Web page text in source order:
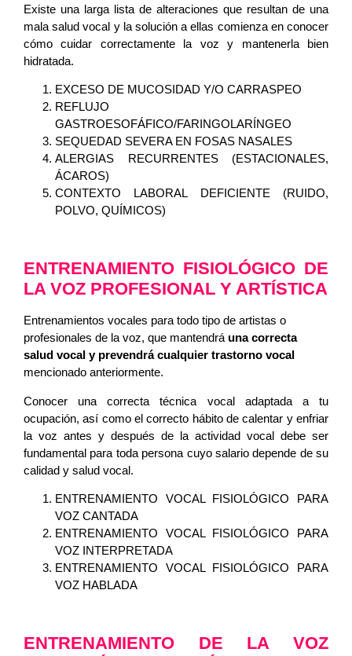
Existe una larga lista de alteraciones que resultan de una
mala salud vocal y la solución a ellas comienza en conocer
cómo cuidar correctamente la voz y mantenerla bien
hidratada.
EXCESO DE MUCOSIDAD Y/O CARRASPEO
REFLUJO
GASTROESOFÁFICO/FARINGOLARÍNGEO
SEQUEDAD SEVERA EN FOSAS NASALES
ALERGIAS RECURRENTES (ESTACIONALES,
ÁCAROS)
CONTEXTO LABORAL DEFICIENTE (RUIDO,
POLVO, QUÍMICOS)
ENTRENAMIENTO FISIOLÓGICO DE
LA VOZ PROFESIONAL Y ARTÍSTICA
Entrenamientos vocales para todo tipo de artistas o
profesionales de la voz, que mantendrá una correcta
salud vocal y prevendrá cualquier trastorno vocal
mencionado anteriormente.
Conocer una correcta técnica vocal adaptada a tu
ocupación, así como el correcto hábito de calentar y enfriar
la voz antes y después de la actividad vocal debe ser
fundamental para toda persona cuyo salario depende de su
calidad y salud vocal.
ENTRENAMIENTO VOCAL FISIOLÓGICO PARA
VOZ CANTADA
ENTRENAMIENTO VOCAL FISIOLÓGICO PARA
VOZ INTERPRETADA
ENTRENAMIENTO VOCAL FISIOLÓGICO PARA
VOZ HABLADA
ENTRENAMIENTO DE LA VOZ